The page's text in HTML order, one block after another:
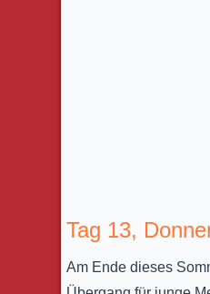
Tag 13,
Am Ende dieses